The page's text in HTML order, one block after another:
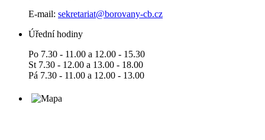
E-mail: sekretariat@borovany-cb.cz
Úřední hodiny
Po 7.30 - 11.00 a 12.00 - 15.30
St 7.30 - 12.00 a 13.00 - 18.00
Pá 7.30 - 11.00 a 12.00 - 13.00